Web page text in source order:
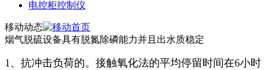
电控柜控制仪
移动动态
烟气脱硫设备具有脱氮除磷能力并且出水质稳定
1、抗冲击负荷的。接触氧化法的平均停留时间在6小时